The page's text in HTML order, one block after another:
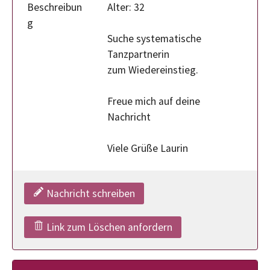
Beschreibun
g
Alter: 32
Suche systematische
Tanzpartnerin
zum Wiedereinstieg.
Freue mich auf deine
Nachricht
Viele Grüße Laurin
Nachricht schreiben
Link zum Löschen anfordern